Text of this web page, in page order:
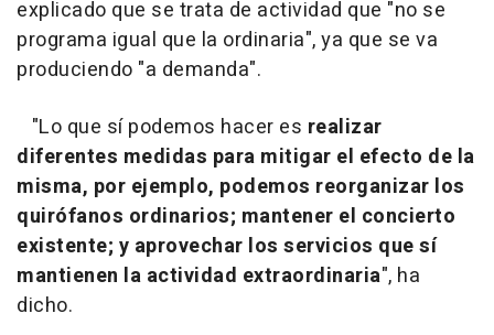
explicado que se trata de actividad que "no se
programa igual que la ordinaria", ya que se va
produciendo "a demanda".
"Lo que sí podemos hacer es realizar
diferentes medidas para mitigar el efecto de la
misma, por ejemplo, podemos reorganizar los
quirófanos ordinarios; mantener el concierto
existente; y aprovechar los servicios que sí
mantienen la actividad extraordinaria", ha
dicho.